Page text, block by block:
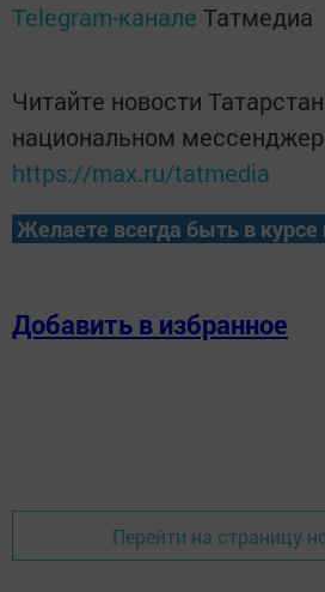
Telegram-канале Татмедиа
Читайте новости
национальном
https://max.ru/tatmedia
Желаете всегда быть в курсе
Добавить в избранное
Перейти на страницу